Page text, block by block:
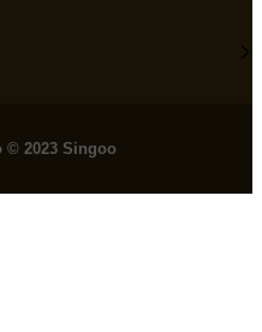
© 2023 Singoo